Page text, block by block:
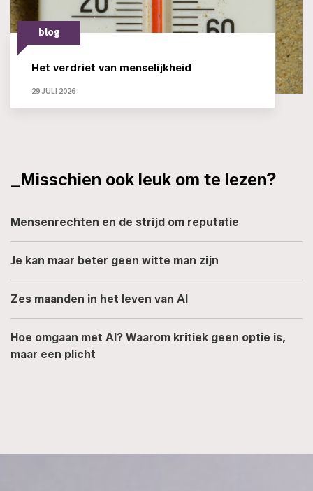
blog
Het verdriet van menselijkheid
29 JULI 2026
_Misschien ook leuk om te lezen?
Mensenrechten en de strijd om reputatie
Je kan maar beter geen witte man zijn
Zes maanden in het leven van AI
Hoe omgaan met AI? Waarom kritiek geen optie is,
maar een plicht